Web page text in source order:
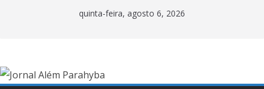
quinta-feira, agosto 6, 2026